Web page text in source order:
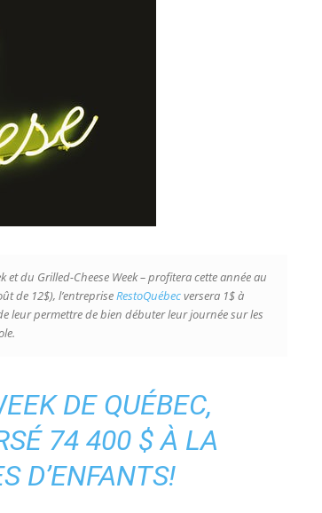
et du Grilled-Cheese Week – profitera cette année au
de 12$), l’entrepriseRestoQuébecversera 1$ à
leur permettre de bien débuter leur journée sur les
DE QUÉBEC,
74 400 $ À LA
D’ENFANTS!